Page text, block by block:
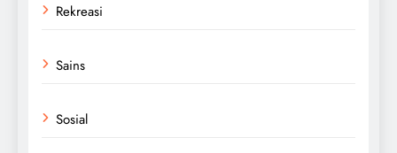
Rekreasi
Sains
Sosial